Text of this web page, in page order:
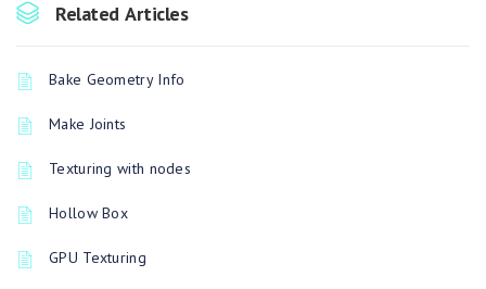
Related Articles
Bake Geometry Info
Make Joints
Texturing with nodes
Hollow Box
GPU Texturing